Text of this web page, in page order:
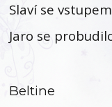
Slaví se
Jaro se
Beltine